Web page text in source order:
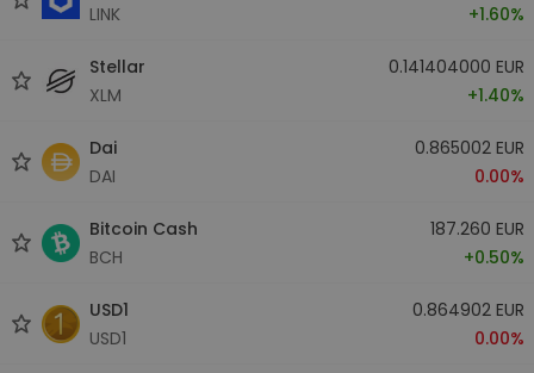
LINK
+1.60%
Stellar
XLM
0.141404000 EUR
+1.40%
Dai
DAI
0.865002 EUR
0.00%
Bitcoin Cash
BCH
187.260 EUR
+0.50%
USD1
USD1
0.864902 EUR
0.00%